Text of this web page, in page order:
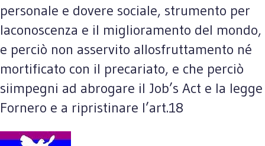
personale e dovere sociale, strumento per
laconoscenza e il miglioramento del mondo,
e perciò non asservito allosfruttamento né
mortificato con il precariato, e che perciò
siimpegni ad abrogare il Job’s Act e la legge
Fornero e a ripristinare l’art.18